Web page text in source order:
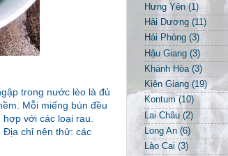
trong nước lèo là đủ
Mỗi miếng bún đều
với các loại rau.
Địa chỉ nên thử: các
Hưng Yên (1)
Hải Dương (11)
Hải Phòng (3)
Hậu Giang (3)
Khánh Hòa (3)
Kiên Giang (19)
Kontum (10)
Lai Châu (2)
Long An (6)
Lào Cai (3)